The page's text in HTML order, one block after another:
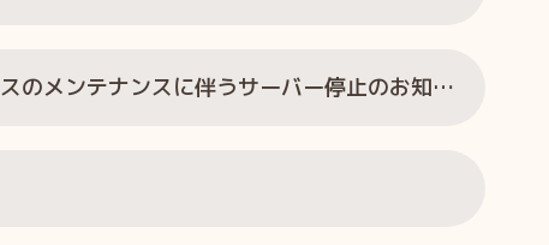
「ひゃくサイト」および「さらっとショッピング」サービスのメンテナンスに伴うサーバー停止のお知らせ